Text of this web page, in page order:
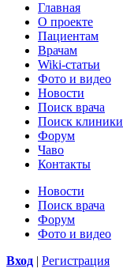
Главная
О проекте
Пациентам
Врачам
Wiki-статьи
Фото и видео
Новости
Поиск врача
Поиск клиники
Форум
Чаво
Контакты
Новости
Поиск врача
Форум
Фото и видео
Вход | Регистрация